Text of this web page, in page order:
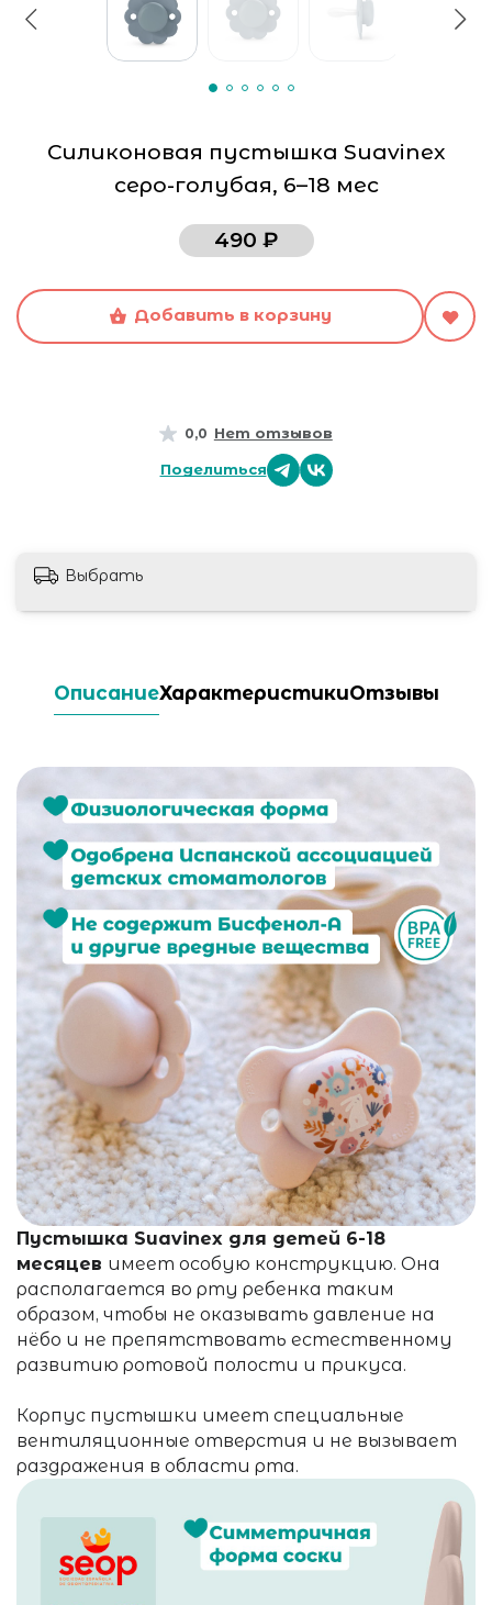
Силиконовая пустышка Suavinex
серо-голубая, 6–18 мес
0,0 Нет отзывов
Поделиться
490 ₽
Добавить в корзину
Выбрать
ОписаниеХарактеристикиОтзывы
Пустышка Suavinex для детей 6-18
месяцев имеет особую конструкцию. Она
располагается во рту ребенка таким
образом, чтобы не оказывать давление на
нёбо и не препятствовать естественному
развитию ротовой полости и прикуса.
Корпус пустышки имеет специальные
вентиляционные отверстия и не вызывает
раздражения в области рта.